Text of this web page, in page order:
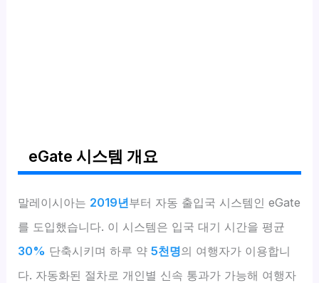
eGate 시스템 개요
말레이시아는 2019년부터 자동 출입국 시스템인 eGate
를 도입했습니다. 이 시스템은 입국 대기 시간을 평균
30% 단축시키며 하루 약5천명의 여행자가 이용합니
다. 자동화된 절차로 개인별 신속 통과가 가능해 여행자